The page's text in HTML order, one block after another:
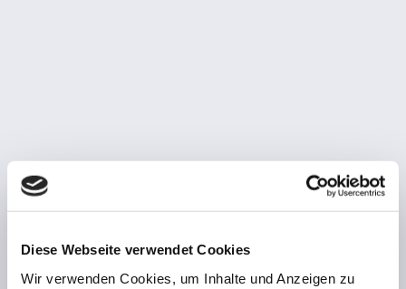
Diese Webseite verwendet Cookies
Wir verwenden Cookies, um Inhalte und Anzeigen zu